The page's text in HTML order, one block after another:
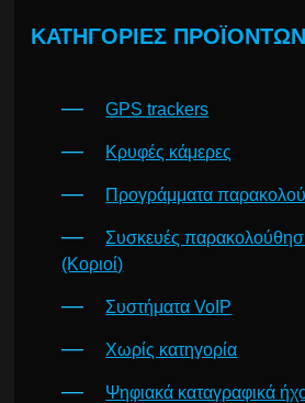
ΚΑΤΗΓΟΡΊΕΣ ΠΡΟΪΌΝΤΩΝ
GPS trackers
Κρυφές κάμερες
Προγράμματα
Συσκευές
(Κοριοί)
Συστήματα VoIP
Χωρίς κατηγορία
Ψηφιακά καταγραφικά